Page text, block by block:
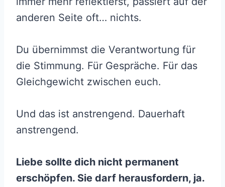
anderen Seite oft… nichts.
Du übernimmst die Verantwortung für
die Stimmung. Für Gespräche. Für das
Gleichgewicht zwischen euch.
Und das ist anstrengend. Dauerhaft
anstrengend.
Liebe sollte dich nicht permanent
erschöpfen. Sie darf herausfordern, ja.